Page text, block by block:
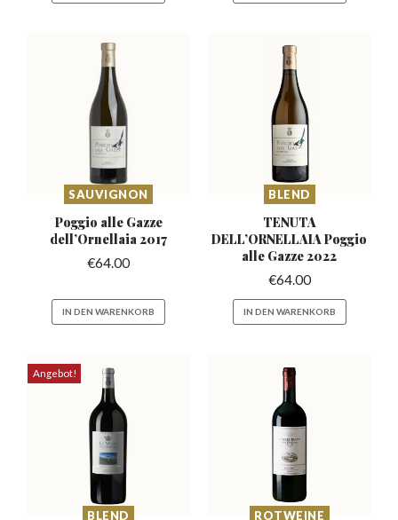
SAUVIGNON
Poggio alle Gazze
dell’Ornellaia 2017
€64.00
IN DEN WARENKORB
BLEND
TENUTA
DELL’ORNELLAIAPoggio
alle Gazze 2022
€64.00
IN DEN WARENKORB
Angebot!
BLEND ROTWEINE